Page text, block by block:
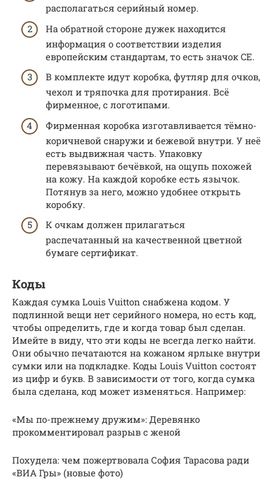
располагаться серийный номер.
На обратной стороне дужек находится
информация о соответствии изделия
европейским стандартам, то есть значок CE.
В комплекте идут коробка, футляр для очков,
чехол и тряпочка для протирания. Всё
фирменное, с логотипами.
Фирменная коробка изготавливается тёмно-
коричневой снаружи и бежевой внутри. У неё
есть выдвижная часть. Упаковку
перевязывают бечёвкой, на ощупь похожей
на кожу. На каждой коробке есть язычок.
Потянув за него, можно удобнее открыть
коробку.
К очкам должен прилагаться
распечатанный на качественной цветной
бумаге сертификат.
Коды
Каждая сумка Louis Vuitton снабжена кодом. У
подлинной вещи нет серийного номера, но есть код,
чтобы определить, где и когда товар был сделан.
Имейте в виду, что эти коды не всегда легко найти.
Они обычно печатаются на кожаном ярлыке внутри
сумки или на подкладке. Коды Louis Vuitton состоят
из цифр и букв. В зависимости от того, когда сумка
была сделана, код может изменяться. Например:
«Мы по-прежнему дружим»: Деревянко
прокомментировал разрыв с женой
Похудела: чем пожертвовала София Тарасова ради
«ВИА Гры» (новые фото)